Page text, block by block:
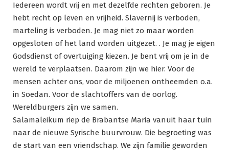
Iedereen wordt vrij en met dezelfde rechten geboren. Je
hebt recht op leven en vrijheid. Slavernij is verboden,
marteling is verboden. Je mag niet zo maar worden
opgesloten of het land worden uitgezet. . Je mag je eigen
Godsdienst of overtuiging kiezen. Je bent vrij om je in de
wereld te verplaatsen. Daarom zijn we hier. Voor de
mensen achter ons, voor de miljoenen ontheemden o.a.
in Soedan. Voor de slachtoffers van de oorlog.
Wereldburgers zijn we samen.
Salamaleikum riep de Brabantse Maria vanuit haar tuin
naar de nieuwe Syrische buurvrouw. Die begroeting was
de start van een vriendschap. We zijn familie geworden